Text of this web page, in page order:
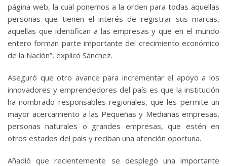
página web, la cual ponemos a la orden para todas aquellas
personas que tienen el interés de registrar sus marcas,
aquellas que identifican a las empresas y que en el mundo
entero forman parte importante del crecimiento económico
de la Nación”, explicó Sánchez.
Aseguró que otro avance para incrementar el apoyo a los
innovadores y emprendedores del país es que la institución
ha nombrado responsables regionales, que les permite un
mayor acercamiento a las Pequeñas y Medianas empresas,
personas naturales o grandes empresas, que estén en
otros estados del país y reciban una atención oportuna.
Añadió que recientemente se desplegó una importante